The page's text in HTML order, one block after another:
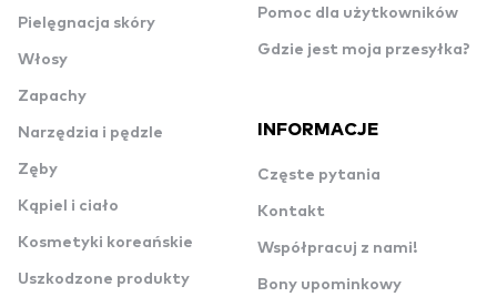
Pielęgnacja skóry
Włosy
Zapachy
Narzędzia i pędzle
Zęby
Kąpiel i ciało
Kosmetyki koreańskie
Uszkodzone produkty
Pomoc dla użytkowników
Gdzie jest moja przesyłka?
INFORMACJE
Częste pytania
Kontakt
Współpracuj z nami!
Bony upominkowy